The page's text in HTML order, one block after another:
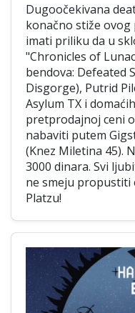
Dugoočekivana
konačno stiže ovog
imati priliku da u
"Chronicles of
bendova: Defeated
Disgorge), Putrid
Asylum TX i
pretprodajnoj ceni
nabaviti putem
(Knez Miletina 45).
3000 dinara. Svi
ne smeju propustiti
Platzu!